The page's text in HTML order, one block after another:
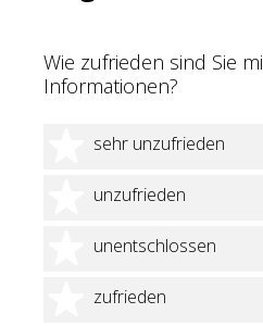
Wie zufrieden sind Sie
Informationen?
sehr unzufrieden
1 Stern
unzufrieden
2 Sterne
unentschlossen
3 Sterne
zufrieden
4 Sterne